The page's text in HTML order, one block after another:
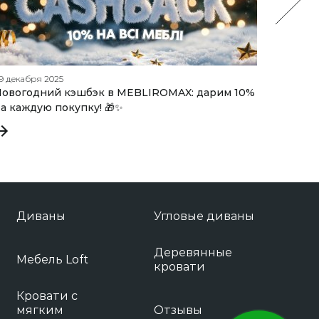
декабря 2025
кэшбэк в MEBLIROMAX: дарим 10%
каждую покупку! 🎁✨
Диваны Угловые диваны
Мебель Loft
Деревянные
кровати
Кровати с
мягким
Отзывы